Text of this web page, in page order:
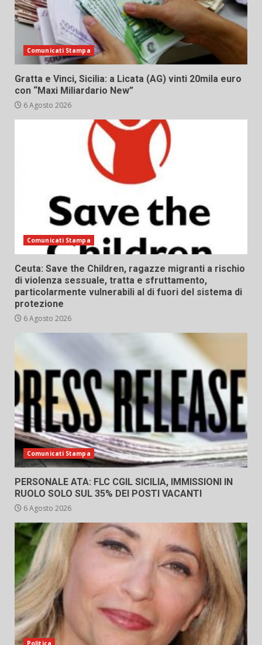
Comunicati Stampa
Gratta e Vinci, Sicilia: a Licata (AG) vinti 20mila euro
con “Maxi Miliardario New”
6 Agosto 2026
Comunicati Stampa
Ceuta: Save the Children, ragazze migranti a rischio
di violenza sessuale, tratta e sfruttamento,
particolarmente vulnerabili al di fuori del sistema di
protezione
6 Agosto 2026
Comunicati Stampa
PERSONALE ATA: FLC CGIL SICILIA, IMMISSIONI IN
RUOLO SOLO SUL 35% DEI POSTI VACANTI
6 Agosto 2026